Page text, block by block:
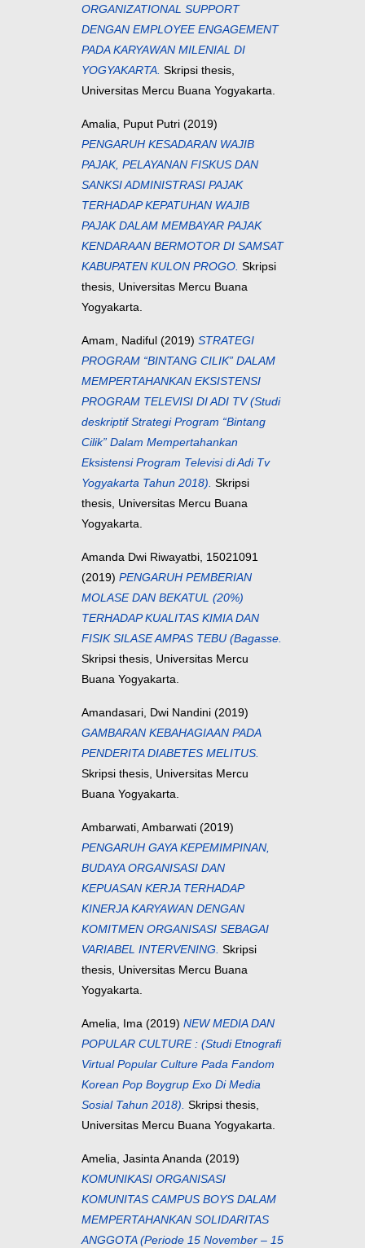
ORGANIZATIONAL SUPPORT
DENGAN EMPLOYEE ENGAGEMENT
PADA KARYAWAN MILENIAL DI
YOGYAKARTA. Skripsi thesis,
Universitas Mercu Buana Yogyakarta.
Amalia, Puput Putri (2019)
PENGARUH KESADARAN WAJIB
PAJAK, PELAYANAN FISKUS DAN
SANKSI ADMINISTRASI PAJAK
TERHADAP KEPATUHAN WAJIB
PAJAK DALAM MEMBAYAR PAJAK
KENDARAAN BERMOTOR DI SAMSAT
KABUPATEN KULON PROGO. Skripsi
thesis, Universitas Mercu Buana
Yogyakarta.
Amam, Nadiful (2019) STRATEGI
PROGRAM “BINTANG CILIK” DALAM
MEMPERTAHANKAN EKSISTENSI
PROGRAM TELEVISI DI ADI TV (Studi
deskriptif Strategi Program “Bintang
Cilik” Dalam Mempertahankan
Eksistensi Program Televisi di Adi Tv
Yogyakarta Tahun 2018). Skripsi
thesis, Universitas Mercu Buana
Yogyakarta.
Amanda Dwi Riwayatbi, 15021091
(2019) PENGARUH PEMBERIAN
MOLASE DAN BEKATUL (20%)
TERHADAP KUALITAS KIMIA DAN
FISIK SILASE AMPAS TEBU (Bagasse.
Skripsi thesis, Universitas Mercu
Buana Yogyakarta.
Amandasari, Dwi Nandini (2019)
GAMBARAN KEBAHAGIAAN PADA
PENDERITA DIABETES MELITUS.
Skripsi thesis, Universitas Mercu
Buana Yogyakarta.
Ambarwati, Ambarwati (2019)
PENGARUH GAYA KEPEMIMPINAN,
BUDAYA ORGANISASI DAN
KEPUASAN KERJA TERHADAP
KINERJA KARYAWAN DENGAN
KOMITMEN ORGANISASI SEBAGAI
VARIABEL INTERVENING. Skripsi
thesis, Universitas Mercu Buana
Yogyakarta.
Amelia, Ima (2019) NEW MEDIA DAN
POPULAR CULTURE : (Studi Etnografi
Virtual Popular Culture Pada Fandom
Korean Pop Boygrup Exo Di Media
Sosial Tahun 2018). Skripsi thesis,
Universitas Mercu Buana Yogyakarta.
Amelia, Jasinta Ananda (2019)
KOMUNIKASI ORGANISASI
KOMUNITAS CAMPUS BOYS DALAM
MEMPERTAHANKAN SOLIDARITAS
ANGGOTA (Periode 15 November – 15